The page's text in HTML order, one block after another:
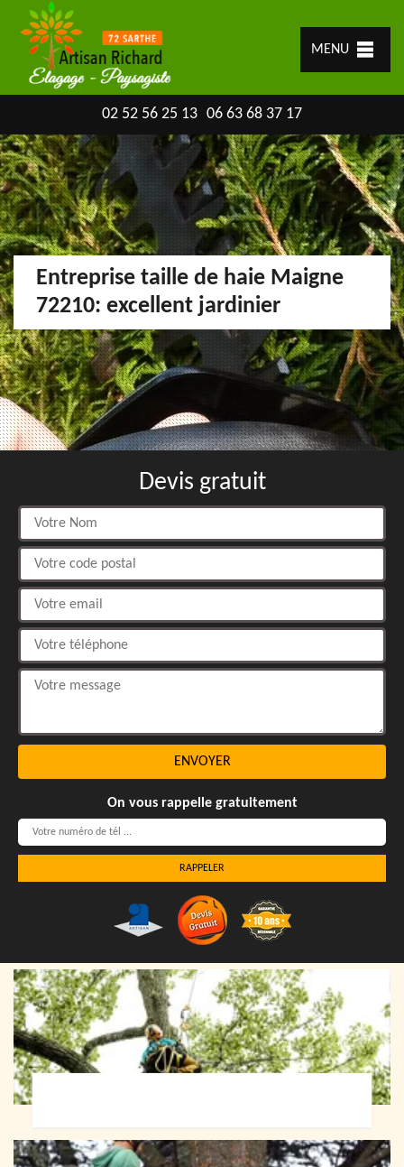
MENU
02 52 56 25 13 06 63 68 37 17
Entreprise taille de haie Maigne
72210: excellent jardinier
Devis gratuit
On vous rappelle gratuitement